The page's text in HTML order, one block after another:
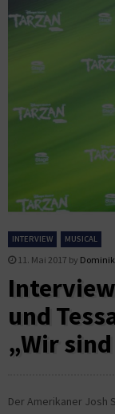
INTERVIEW MUSICAL
11. Mai 2017 by
und
„Wir
Der Amerikaner Josh